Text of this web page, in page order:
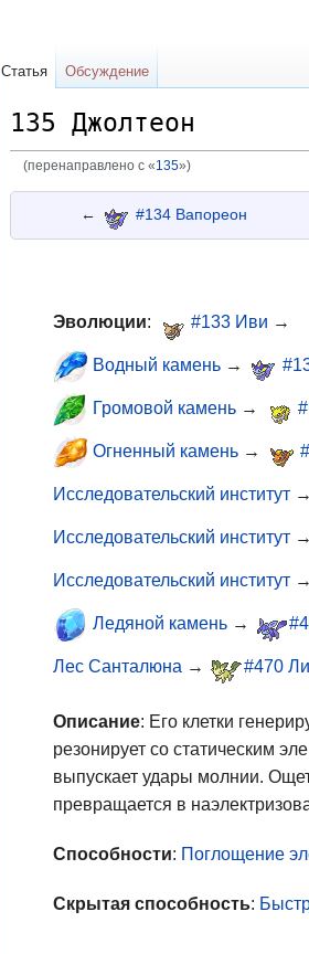
135 Джолтеон
(перенаправлено с «135»)
← #134 Вапореон
Эволюции: #133 Иви →
Водный камень →
Громовой камень →
Огненный камень →
Исследовательский институт
Исследовательский институт
Исследовательский институт
Ледяной камень →
Лес Санталюна → #470
Описание: Его клетки
резонирует со статическим
выпускает удары молнии.
превращается в
Способности: Поглощение
Скрытая способность:
Статья Обсуждение